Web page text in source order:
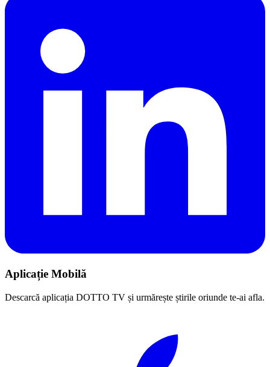
Aplicație Mobilă
Descarcă aplicația DOTTO TV și urmărește știrile oriunde te-ai afla.